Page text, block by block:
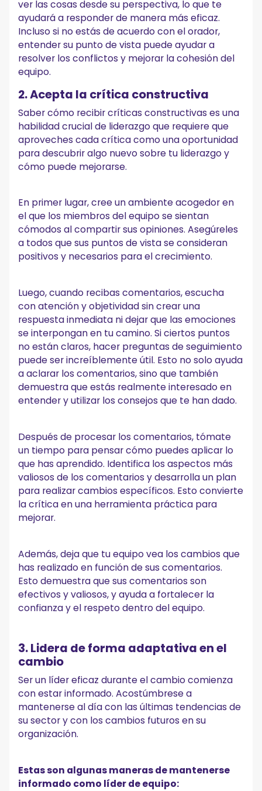
ver las cosas desde su perspectiva, lo que te
ayudará a responder de manera más eficaz.
Incluso si no estás de acuerdo con el orador,
entender su punto de vista puede ayudar a
resolver los conflictos y mejorar la cohesión del
equipo.
2. Acepta la crítica constructiva
Saber cómo recibir críticas constructivas es una
habilidad crucial de liderazgo que requiere que
aproveches cada crítica como una oportunidad
para descubrir algo nuevo sobre tu liderazgo y
cómo puede mejorarse.
En primer lugar, cree un ambiente acogedor en
el que los miembros del equipo se sientan
cómodos al compartir sus opiniones. Asegúreles
a todos que sus puntos de vista se consideran
positivos y necesarios para el crecimiento.
Luego, cuando recibas comentarios, escucha
con atención y objetividad sin crear una
respuesta inmediata ni dejar que las emociones
se interpongan en tu camino. Si ciertos puntos
no están claros, hacer preguntas de seguimiento
puede ser increíblemente útil. Esto no solo ayuda
a aclarar los comentarios, sino que también
demuestra que estás realmente interesado en
entender y utilizar los consejos que te han dado.
Después de procesar los comentarios, tómate
un tiempo para pensar cómo puedes aplicar lo
que has aprendido. Identifica los aspectos más
valiosos de los comentarios y desarrolla un plan
para realizar cambios específicos. Esto convierte
la crítica en una herramienta práctica para
mejorar.
Además, deja que tu equipo vea los cambios que
has realizado en función de sus comentarios.
Esto demuestra que sus comentarios son
efectivos y valiosos, y ayuda a fortalecer la
confianza y el respeto dentro del equipo.
3. Lidera de forma adaptativa en el
cambio
Ser un líder eficaz durante el cambio comienza
con estar informado. Acostúmbrese a
mantenerse al día con las últimas tendencias de
su sector y con los cambios futuros en su
organización.
Estas son algunas maneras de mantenerse
informado como líder de equipo: